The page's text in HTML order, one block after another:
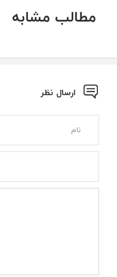
مطالب مشابه
ارسال نظر